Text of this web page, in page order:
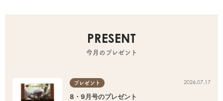
PRESENT
今月のプレゼント
プレゼント 2026.07.17
8・9月号のプレゼント